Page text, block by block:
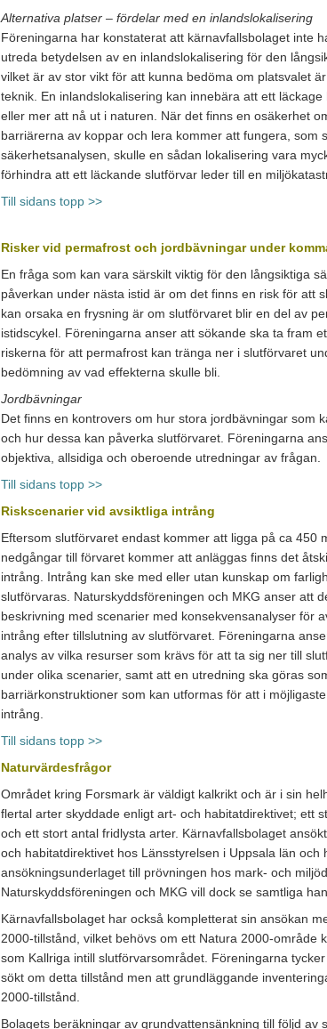
Alternativa platser – fördelar med en inlandslokalisering
Föreningarna har konstaterat att kärnavfallsbolaget inte
utreda betydelsen av en inlandslokalisering för den
vilket är av stor vikt för att kunna bedöma om platsvalet
teknik. En inlandslokalisering kan innebära att ett
eller mer att nå ut i naturen. När det finns en osäkerhet
barriärerna av koppar och lera kommer att fungera, som
säkerhetsanalysen, skulle en sådan lokalisering vara
förhindra att ett läckande slutförvar leder till en
Till sidans topp >>
Risker vid permafrost och jordbävningar under
En fråga som kan vara särskilt viktig för den långsiktiga
påverkan under nästa istid är om det finns en risk för att
kan orsaka en frysning är om slutförvaret blir en del av
istidscykel. Föreningarna anser att sökande ska ta fram
riskerna för att permafrost kan tränga ner i slutförvaret
bedömning av vad effekterna skulle bli.
Jordbävningar
Det finns en kontrovers om hur stora jordbävningar som
och hur dessa kan påverka slutförvaret. Föreningarna
objektiva, allsidiga och oberoende utredningar av frågan.
Till sidans topp >>
Riskscenarier vid avsiktliga intrång
Eftersom slutförvaret endast kommer att ligga på ca 450
nedgångar till förvaret kommer att anläggas finns det
intrång. Intrång kan ske med eller utan kunskap om
slutförvaras. Naturskyddsföreningen och MKG anser att
beskrivning med scenarier med konsekvensanalyser för
intrång efter tillslutning av slutförvaret. Föreningarna
analys av vilka resurser som krävs för att ta sig ner till
under olika scenarier, samt att en utredning ska göras
barriärkonstruktioner som kan utformas för att i
intrång.
Till sidans topp >>
Naturvärdesfrågor
Området kring Forsmark är väldigt kalkrikt och är i sin
flertal arter skyddade enligt art- och habitatdirektivet; ett
och ett stort antal fridlysta arter. Kärnavfallsbolaget
och habitatdirektivet hos Länsstyrelsen i Uppsala län och
ansökningsunderlaget till prövningen hos mark- och
Naturskyddsföreningen och MKG vill dock se samtliga
Kärnavfallsbolaget har också kompletterat sin ansökan
2000-tillstånd, vilket behövs om ett Natura 2000-område
som Kallriga intill slutförvarsområdet. Föreningarna
sökt om detta tillstånd men att grundläggande
2000-tillstånd.
Bolagets beräkningar av grundvattensänkning till följd av